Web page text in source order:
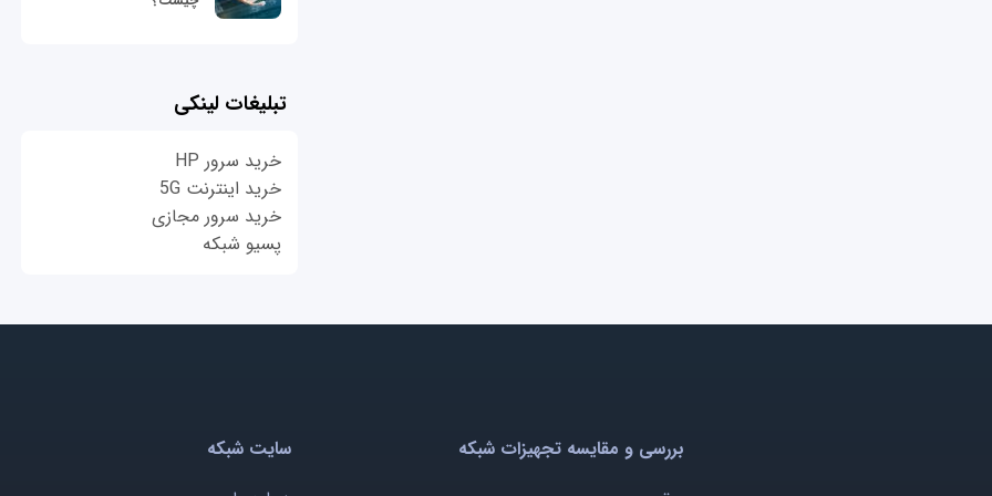
تبلیغات لینکی
خرید سرور HP
خرید اینترنت 5G
خرید سرور مجازی
پسیو شبکه
بررسی و مقایسه تجهیزات شبکه
سایت شبکه